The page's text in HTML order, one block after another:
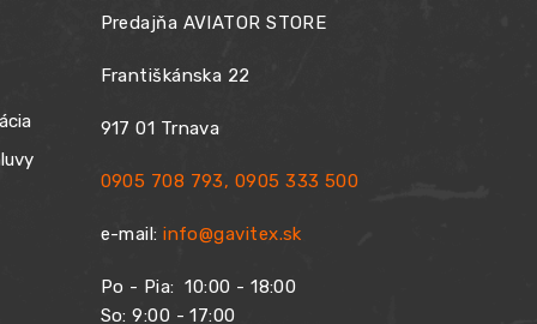
Predajňa AVIATOR STORE
Františkánska 22
917 01 Trnava
0905 708 793, 0905 333 500
e-mail:info@gavitex.sk
Po - Pia:10:00 - 18:00
So: 9:00 - 17:00